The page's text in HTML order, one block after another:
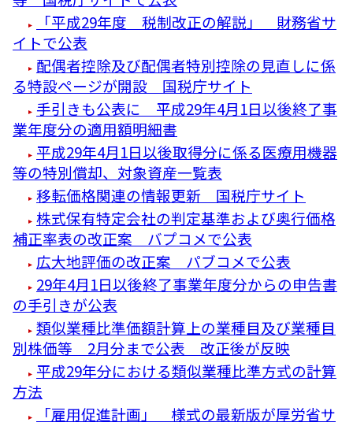
「平成29年度 税制改正の解説」 財務省サ
イトで公表
配偶者控除及び配偶者特別控除の見直しに係
る特設ページが開設 国税庁サイト
手引きも公表に 平成29年4月1日以後終了事
業年度分の適用額明細書
平成29年4月1日以後取得分に係る医療用機器
等の特別償却、対象資産一覧表
移転価格関連の情報更新 国税庁サイト
株式保有特定会社の判定基準および奥行価格
補正率表の改正案 バプコメで公表
広大地評価の改正案 パブコメで公表
29年4月1日以後終了事業年度分からの申告書
の手引きが公表
類似業種比準価額計算上の業種目及び業種目
別株価等 2月分まで公表 改正後が反映
平成29年分における類似業種比準方式の計算
方法
「雇用促進計画」 様式の最新版が厚労省サ